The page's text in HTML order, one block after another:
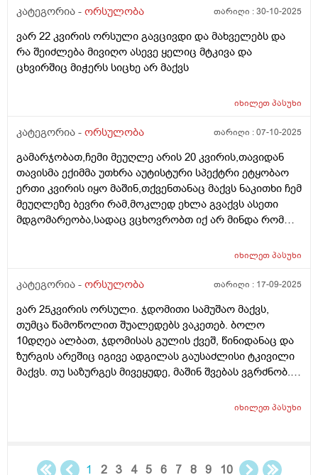
და ხაჭოსებრი გამონადენი,ნაცხის ანალიზმა კანდიდა
კატეგორია - ორსულობა თარიღი :30-10-2025
ვარ 22 კვირის ორსული გავცივდი და მახველებს და
რა შეიძლება მივიღო ასევე ყელიც მტკივა და
ცხვირშიც მიჭერს სიცხე არ მაქვს
იხილეთპასუხი
კატეგორია - ორსულობა თარიღი :07-10-2025
გამარჯობათ,ჩემი მეუღლე არის 20 კვირის,თავიდან
თავისმა ექიმმა უთხრა აუტისტური სპექტრი ეტყობაო
ერთი კვირის იყო მაშინ,თქვენთანაც მაქვს ნაკითხი ჩემ
მეუღლეზე ბევრი რამ,მოკლედ ეხლა გვაქვს ასეთი
მდგომარეობა,სადაც ვცხოვრობთ იქ არ მინდა რომ
მკურნალობდა ჩემი მეუღლე ძალიან გაკვირვებული
იყოს,ორსულობა მიდის ძალიან
კარგად,გემახსოვრებით ალბათ მარიხუანას
მომხმარებელი ვიყავი და გვეშინოდა ბავშვის
ჯანმრთელობის მხრივ.თქვენ კი აგვიხსენით რომ
მარიხუანა ხელა უშლის ჩასახვას და არა ჩასახულ
იქნევაო,მოკლედ არვიცი ყველას ინდივიდუალური
საღამოს სანთლის სახით საშოში,ნიუვიტი ორი თვე
იხილეთპასუხი
კატეგორია - ორსულობა თარიღი : 17-09-2025
ვარ 25კვირის ორსული. ჯდომითი სამუშაო მაქვს,
თუმცა წამოწოლით შუალედებს ვაკეთებ. ბოლო
10დღეა ალბათ, ჯდომისას გულის ქვეშ, წინიდანაც და
ზურგის არეშიც იგივე ადგილას გაუსაძლისი ტკივილი
მაქვს. თუ საზურგეს მივეყუდე, მაშინ შვებას ვგრძნობ.
იხილეთპასუხი
1 2 3 4 5 6 7 8 9 10